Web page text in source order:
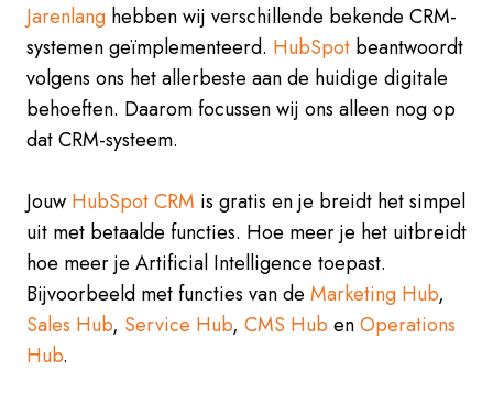
Jarenlang hebben wij verschillende bekende CRM-
systemen geïmplementeerd. HubSpot beantwoordt
volgens ons het allerbeste aan de huidige digitale
behoeften. Daarom focussen wij ons alleen nog op
dat CRM-systeem.
Jouw HubSpot CRM is gratis en je breidt het simpel
uit met betaalde functies. Hoe meer je het uitbreidt
hoe meer je Artificial Intelligence toepast.
Bijvoorbeeld met functies van de Marketing Hub,
Sales Hub, Service Hub, CMS Hub enOperations
Hub.